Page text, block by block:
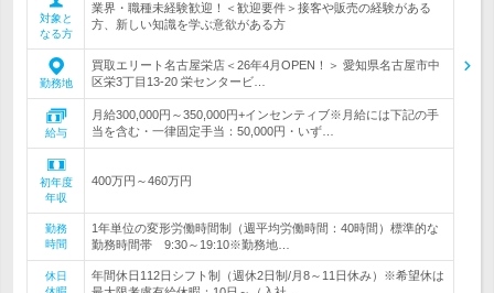
対象と
なる方
業界・職種未経験歓迎！＜歓迎要件＞接客や販売の経験がある
方、新しい知識を学ぶ意欲がある方
勤務地
買取エリート名古屋栄店＜26年4月OPEN！＞ 愛知県名古屋市中
区栄3丁目13-20 栄センタービ…
給与
月給300,000円～350,000円+インセンティブ※月給には下記の手
当を含む・一律固定手当：50,000円・いず…
初年度
年収
400万円～460万円
勤務
時間
1年単位の変形労働時間制（週平均労働時間：40時間）標準的な
勤務時間帯 9:30～19:10※勤務地…
休日
年間休日112日シフト制（週休2日制/月8～11日休み）※希望休は